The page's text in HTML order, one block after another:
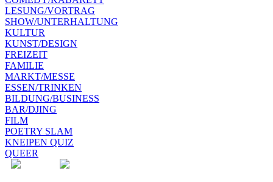
LESUNG/VORTRAG
SHOW/UNTERHALTUNG
KULTUR
KUNST/DESIGN
FREIZEIT
FAMILIE
MARKT/MESSE
ESSEN/TRINKEN
BILDUNG/BUSINESS
BAR/DJING
FILM
POETRY SLAM
KNEIPEN QUIZ
QUEER